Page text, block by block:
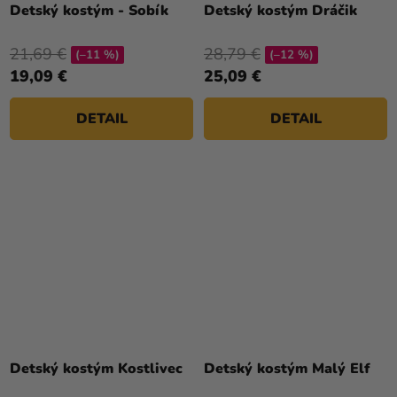
Detský kostým - Sobík
19,09 €
21,69 € (–11 %)
DETAIL
Detský kostým Dráčik
je
4,0
5
hviezdičiek.
25,09 €
28,79 € (–12 %)
DETAIL
Detský kostým Kostlivec Detský kostým Malý Elf
hodnotenie
produktu